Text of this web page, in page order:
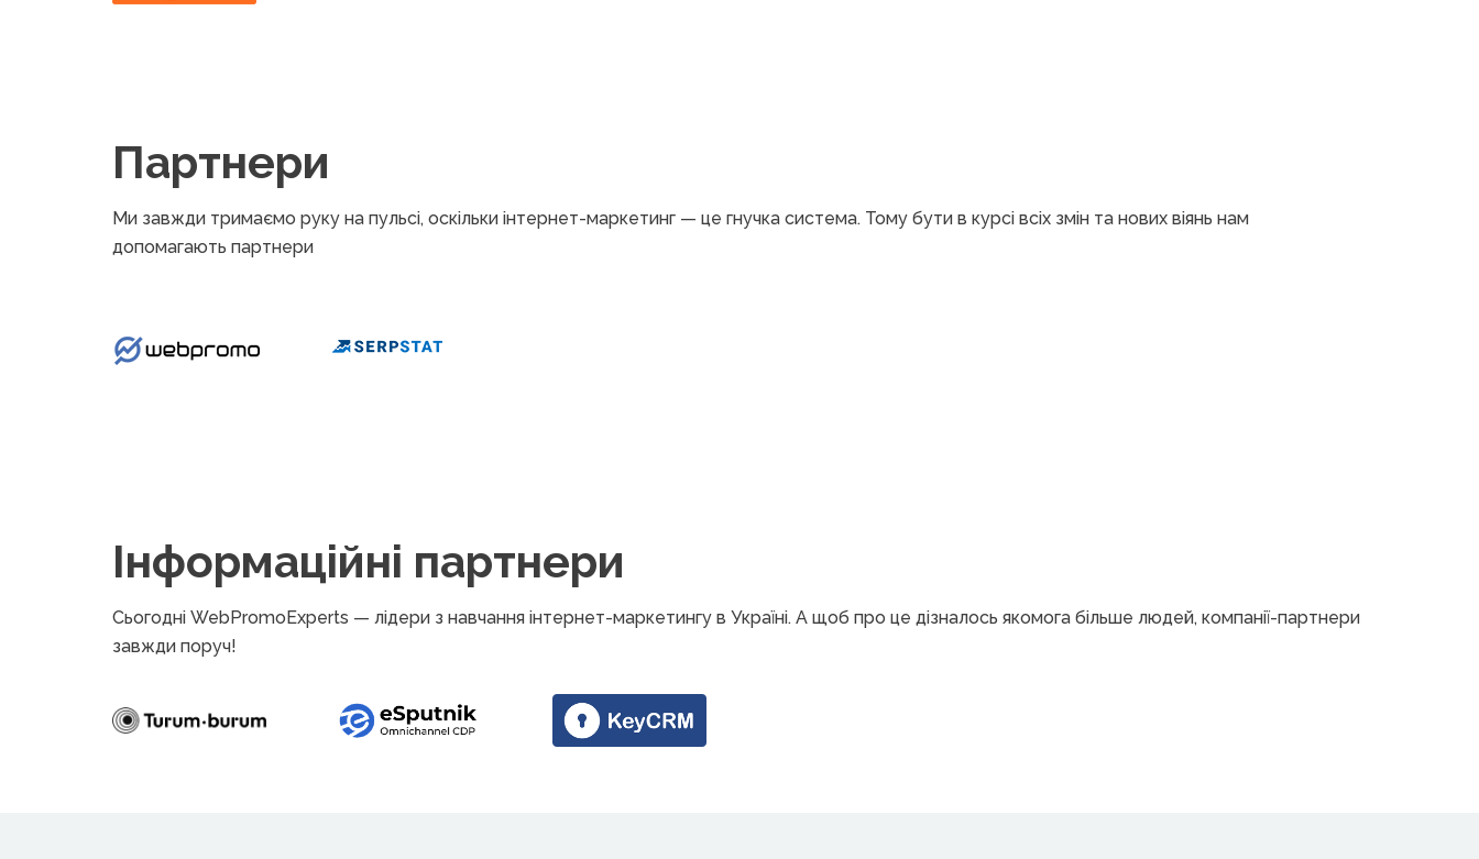
Партнери
Ми завжди тримаємо руку на пульсі, оскільки інтернет-маркетинг — це гнучка система. Тому бути в курсі всіх змін та нових віянь нам
допомагають партнери
Інформаційні партнери
Сьогодні WebPromoExperts — лідери з навчання інтернет-маркетингу в Україні. А щоб про це дізналось якомога більше людей, компанії-партнери
завжди поруч!